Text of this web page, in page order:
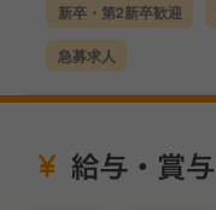
新卒・第2新卒歓迎
急募求人